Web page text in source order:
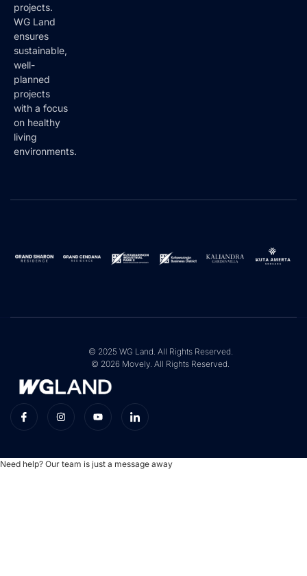
projects.
WG Land
ensures
sustainable,
well-
planned
projects
with a focus
on healthy
living
environments.
© 2025 WG Land. All Rights Reserved.
© 2026 Movely. All Rights Reserved.
Need help? Our team is just a message away